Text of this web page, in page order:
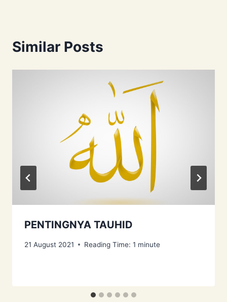
Similar Posts
PENTINGNYA TAUHID
21 August 2021 Reading Time: 1 minute